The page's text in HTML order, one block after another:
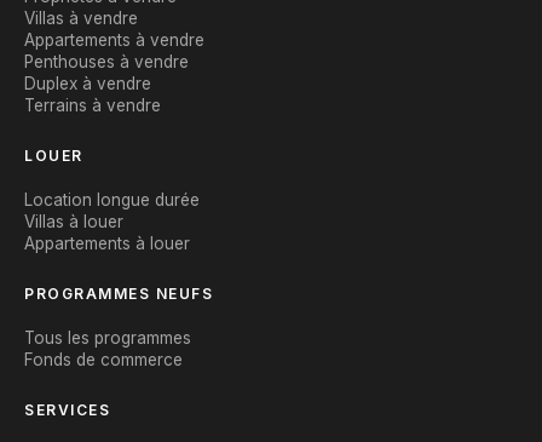
Villas à vendre
Appartements à vendre
Penthouses à vendre
Duplex à vendre
Terrains à vendre
LOUER
Location longue durée
Villas à louer
Appartements à louer
PROGRAMMES NEUFS
Tous les programmes
Fonds de commerce
SERVICES